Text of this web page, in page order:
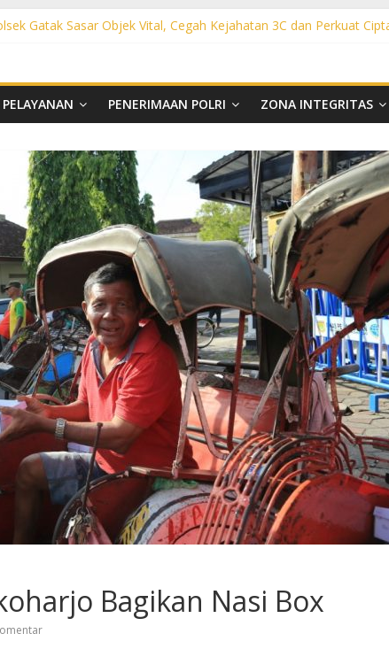
Gatak Sasar Objek Vital, Cegah Kejahatan 3C dan Perkuat
Nguter Sasar Perbankan hingga Permukiman, Antisipasi 3C
Tawangsari Sisir Belasan Desa, Cegah Kejahatan 3C dan
PELAYANAN PENERIMAAN POLRI ZONA INTEGRITAS
Bagikan Nasi Box